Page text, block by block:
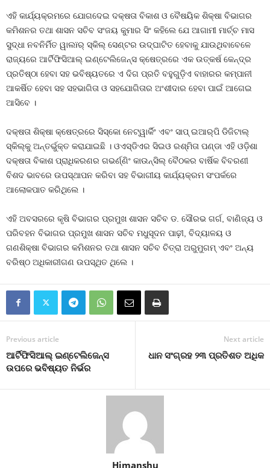
ଏହି କାର୍ଯ୍ୟକ୍ରମରେ ଯୋଗଦେଇ ଦକ୍ଷତା ବିକାଶ ଓ ବୈଷୟିକ ଶିକ୍ଷା ବିଭାଗର
କମିଶନର ତଥା ଶାସନ ସଚିବ ସଂଜୟ କୁମାର ସିଂ କହିଲେ ଯେ ଆଗାମୀ ମାର୍ଚ୍ଚ ମାସ
ସୁଦ୍ଧା ନବନିର୍ମିତ ୱାଲïର୍ ସ୍କିଲ୍‌ ସେଣ୍ଟର ଉଦ୍‌ଘାଟିତ ହେବାକୁ ଯାଉଥିବାବେଳେ
ରାଜ୍ୟରେ ଆର୍ଟିଫିସିଆଲ୍‌ ଇଣ୍ଟେଲିଜେନ୍ସ କ୍ଷେତ୍ରରେ ଏକ ଉତ୍କର୍ଷ କେନ୍ଦ୍ର
ପ୍ରତିଷ୍ଠା ହେବା ସହ ଭବିଷ୍ୟତରେ ଏ ଦିଗ ପ୍ରତି ବହୁଗୁଡ଼ିଏ ବାହାରର କମ୍ପାନୀ
ଆକର୍ଷିତ ହେବା ସହ ସହଭାଗିତା ଓ ସହଯୋଗିତାର ଅଂଶୀଦାର ହେବା ପାଇଁ ଆଗେଇ
ଆସିବେ ।
ଦକ୍ଷତା ଶିକ୍ଷା କ୍ଷେତ୍ରରେ ସିସ୍କୋ ନେଟ୍‌ୱାର୍କିଂ ଏବଂ ସାପ୍‌ ଇଆର୍‌ପି ଡିଜିଟାଲ୍‌
ସ୍କିଲ୍‌କୁ ଅନ୍ତର୍ଭୁକ୍ତ କରାଯାଇଛି । ଓଏସ୍‌ଡିଏର ସିଇଓ ରଶ୍ମିତା ପଣ୍ଡା ଏହି ଓଡ଼ିଶା
ଦକ୍ଷତା ବିକାଶ ପ୍ରାଧିକରଣର ଗଭର୍ଣ୍ଣିଂ କାଉନ୍‌ସିଲ୍‌ ବୈଠକର ବାର୍ଷିକ ବିବରଣୀ
ବିଶଦ ଭାବରେ ଉପସ୍ଥାପନ କରିବା ସହ ବିଭାଗୀୟ କାର୍ଯ୍ୟକ୍ରମ ସଂପର୍କରେ
ଆଲୋକପାତ କରିଥିଲେ ।
ଏହି ଅବସରରେ କୃଷି ବିଭାଗର ପ୍ରମୁଖ ଶାସନ ସଚିବ ଡ. ସୌରଭ ଗର୍ଗ, ବାଣିଜ୍ୟ ଓ
ପରିବହନ ବିଭାଗର ପ୍ରମୁଖ ଶାସନ ସଚିବ ମଧୁସୂଦନ ପାଢ଼ୀ, ବିଦ୍ୟାଳୟ ଓ
ଗଣଶିକ୍ଷା ବିଭାଗର କମିଶନର ତଥା ଶାସନ ସଚିବ ଚିତ୍ରା ଅରୁମୁଗମ୍‌ ଏବଂ ଅନ୍ୟ
ବରିଷ୍ଠ ଅଧିକାରୀଗଣ ଉପସ୍ଥିତ ଥିଲେ ।
Previous article
ଆର୍ଟିଫିସିଆଲ୍‌ ଇଣ୍ଟେଲିଜେନ୍ସ
ଉପରେ ଭବିଷ୍ୟତ ନିର୍ଭର
Next article
ଧାନ ସଂଗ୍ରହ ୨୩ ପ୍ରତିଶତ ଅଧିକ
Himanshu